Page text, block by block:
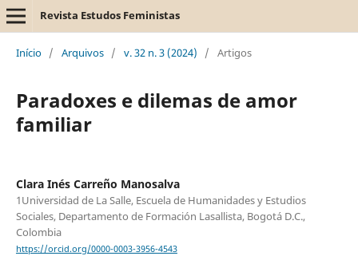
Revista Estudos Feministas
Início / Arquivos / v. 32 n. 3 (2024) / Artigos
Paradoxes e dilemas de amor
familiar
Clara Inés Carreño Manosalva
1Universidad de La Salle, Escuela de Humanidades y Estudios
Sociales, Departamento de Formación Lasallista, Bogotá D.C.,
Colombia
https://orcid.org/0000-0003-3956-4543